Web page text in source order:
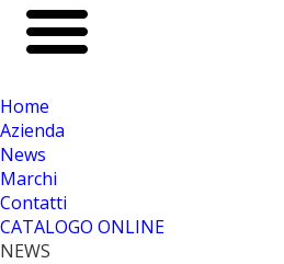
Home
Azienda
News
Marchi
Contatti
CATALOGO ONLINE
NEWS